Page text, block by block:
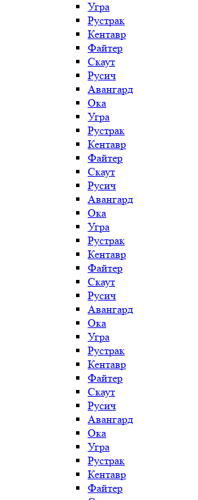
Угра
Рустрак
Кентавр
Файтер
Скаут
Русич
Авангард
Ока
Угра
Рустрак
Кентавр
Файтер
Скаут
Русич
Авангард
Ока
Угра
Рустрак
Кентавр
Файтер
Скаут
Русич
Авангард
Ока
Угра
Рустрак
Кентавр
Файтер
Скаут
Русич
Авангард
Ока
Угра
Рустрак
Кентавр
Файтер